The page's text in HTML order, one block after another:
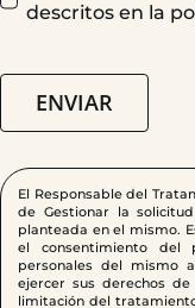
descritos en la
ENVIAR
El Responsable del
de Gestionar la
planteada en el mismo.
el consentimiento del
personales del mismo
ejercer sus derechos
limitación del